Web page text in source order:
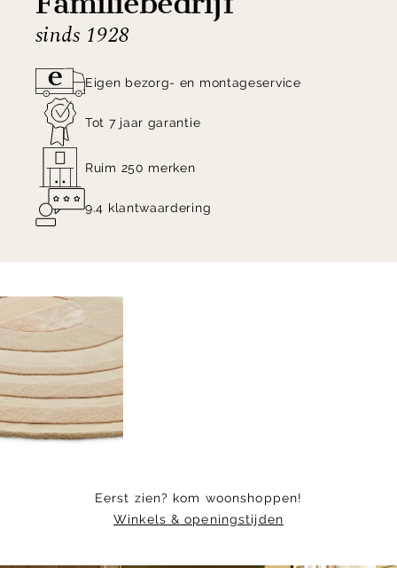
sinds 1928
Eigen bezorg- en montageservice
Tot 7 jaar garantie
Ruim 250 merken
9.4 klantwaardering
Item
1
5
Eerst zien? kom woonshoppen!
Winkels & openingstijden